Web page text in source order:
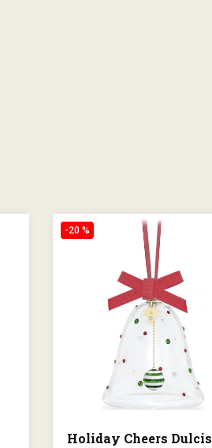
-20 %
Holiday Cheers Dulcis